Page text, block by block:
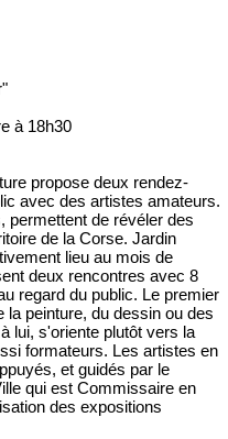
à 18h30
propose deux rendez-
avec des artistes amateurs.
permettent de révéler des
de la Corse. Jardin
lieu au mois de
deux rencontres avec 8
regard du public. Le premier
la peinture, du dessin ou des
lui, s'oriente plutôt vers la
formateurs. Les artistes en
et guidés par le
qui est Commissaire en
des expositions